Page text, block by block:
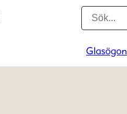
Glasögon